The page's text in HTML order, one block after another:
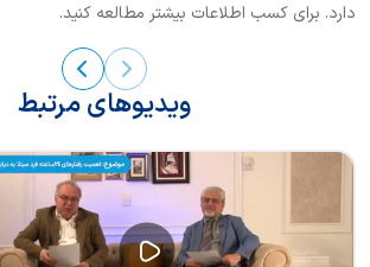
دارد. برای کسب اطلاعات بیشتر مطالعه کنید.
ویدیوهای مرتبط